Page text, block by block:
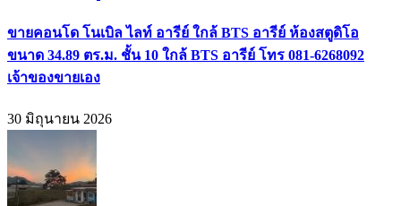
ขายคอนโด โนเบิล ไลท์ อารีย์ ใกล้ BTS อารีย์ ห้องสตูดิโอ
ขนาด 34.89 ตร.ม. ชั้น 10 ใกล้ BTS อารีย์ โทร 081-6268092
เจ้าของขายเอง
30 มิถุนายน 2026